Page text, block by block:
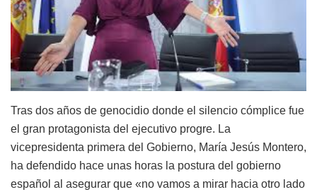
Tras dos años de genocidio donde el silencio cómplice fue
el gran protagonista del ejecutivo progre. La
vicepresidenta primera del Gobierno, María Jesús Montero,
ha defendido hace unas horas la postura del gobierno
español al asegurar que «no vamos a mirar hacia otro lado